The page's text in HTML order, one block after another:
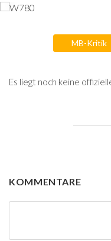
MB-Kritik
Es liegt noch keine
KOMMENTARE